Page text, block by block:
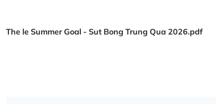
The le Summer Goal - Sut Bong Trung Qua 2026.pdf